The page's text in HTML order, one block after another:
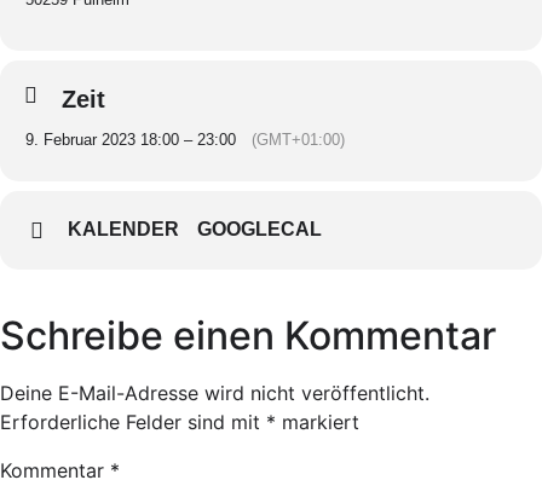
Zeit
9. Februar 2023 18:00 – 23:00 (GMT+01:00)
KALENDER GOOGLECAL
Schreibe einen Kommentar
Deine E-Mail-Adresse wird nicht veröffentlicht.
Erforderliche Felder sind mit * markiert
Kommentar *